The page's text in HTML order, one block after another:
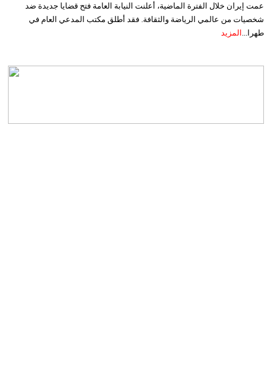
عمت إيران خلال الفترة الماضية، أعلنت النيابة العامة فتح قضايا جديدة ضد
شخصيات من عالمي الرياضة والثقافة. فقد أطلق مكتب المدعي العام في
طهرا... المزيد